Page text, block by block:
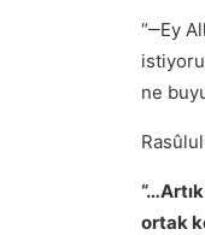
“‒Ey
ne
ortak